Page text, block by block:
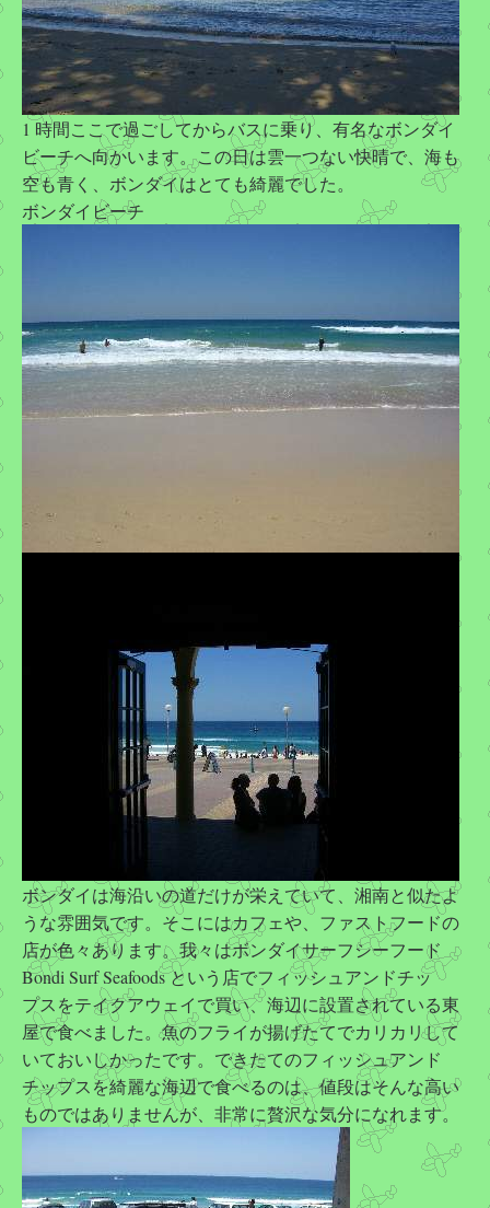
1 時間ここで過ごしてからバスに乗り、有名なボンダイ
ビーチへ向かいます。この日は雲一つない快晴で、海も
空も青く、ボンダイはとても綺麗でした。
ボンダイビーチ
ボンダイは海沿いの道だけが栄えていて、湘南と似たよ
うな雰囲気です。そこにはカフェや、ファストフードの
店が色々あります。我々はボンダイサーフシーフード
Bondi Surf Seafoods という店でフィッシュアンドチッ
プスをテイクアウェイで買い、海辺に設置されている東
屋で食べました。魚のフライが揚げたてでカリカリして
いておいしかったです。できたてのフィッシュアンド
チップスを綺麗な海辺で食べるのは、値段はそんな高い
ものではありませんが、非常に贅沢な気分になれます。